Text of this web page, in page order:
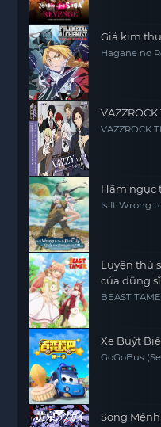
Giả kim
Hagane no
VAZZROCK
Hầm ngục
Is It Wrong
Luyện thú
của dũng
của chủng
BEAST
Xe Buýt
GoGoBus
Song